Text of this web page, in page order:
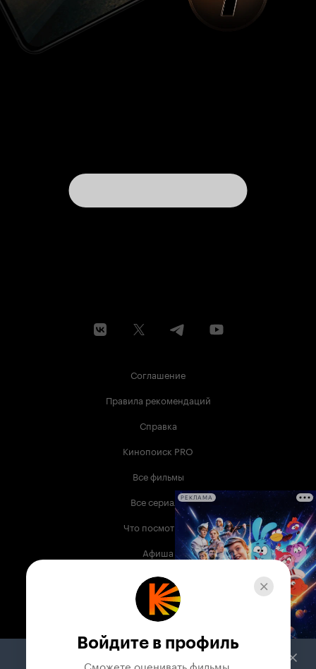
Соглашение
Правила рекомендаций
Справка
Кинопоиск PRO
Все фильмы
Все сериалы
Что посмотреть
Афиша
Музыка
Телепрограмма
Служба поддержки
РЕКЛАМА
Войдите в профиль
Сможете оценивать фильмы,